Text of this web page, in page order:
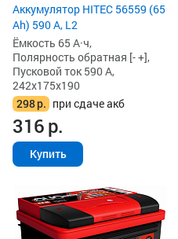
Аккумулятор HITEC 56559 (65
Ah) 590 А, L2
Ёмкость 65 А·ч,
Полярность обратная [- +],
Пусковой ток 590 А,
242x175x190
298р. при сдаче акб
316р.
Купить